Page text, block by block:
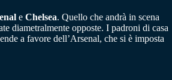
e Chelsea. Quello che andrà in scena
diametralmente opposte. I padroni di casa
a favore dell’Arsenal, che si è imposta